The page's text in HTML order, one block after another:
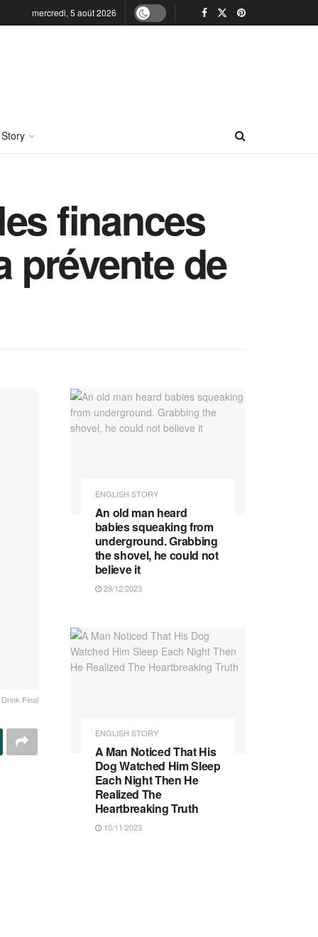
mercredi, 5 août 2026
finances
prévente de
Final
ENGLISH STORY
An old man heard
babies squeaking from
underground. Grabbing
the shovel, he could not
believe it
29/12/2023
ENGLISH STORY
A Man Noticed That His
Dog Watched Him Sleep
Each Night Then He
Realized The
Heartbreaking Truth
10/11/2023